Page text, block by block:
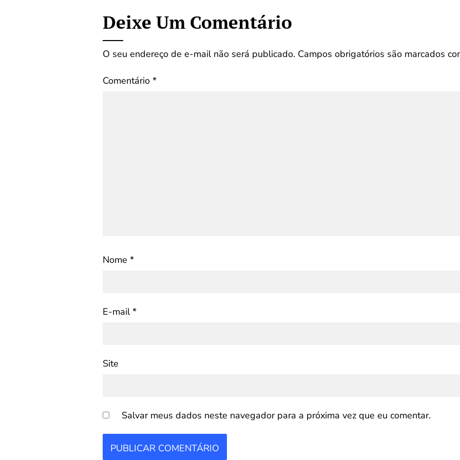
Deixe Um Comentário
O seu endereço de e-mail não será publicado. Campos obrigatórios são marcados
Comentário *
Nome *
E-mail*
Site
Salvar meus dados neste navegador para a próxima vez que eu comentar.